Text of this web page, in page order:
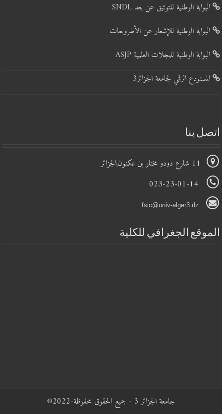
البوابة الوطنية للتوثيق عن بعد SNDL
البوابة الوطنية للإشعار عن الأطروحات
البوابة الوطنية للمجلات العلمية ASJP
المستودع الرقمي لجامعة الجزائر3
بنا
11 شارع دودو مختار بن عكنون,الجزائر
023-23-01-14
الجغرافي للكلية
جامعة الجزائر 3 - جميع الحقوق محفوظة-2022©